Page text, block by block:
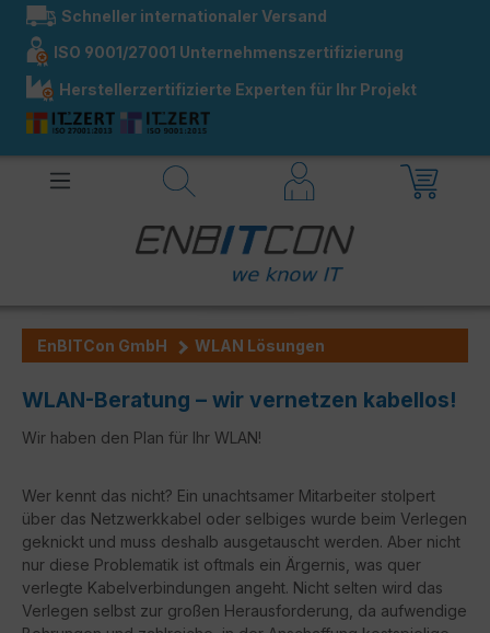
springen
Schneller internationaler Versand
ISO 9001/27001 Unternehmenszertifizierung
Herstellerzertifizierte Experten für Ihr Projekt
EnBITCon GmbH WLAN Lösungen
WLAN-Beratung – wir vernetzen kabellos!
Wir haben den Plan für Ihr WLAN!
Wer kennt das nicht? Ein unachtsamer Mitarbeiter stolpert
über das Netzwerkkabel oder selbiges wurde beim Verlegen
geknickt und muss deshalb ausgetauscht werden. Aber nicht
nur diese Problematik ist oftmals ein Ärgernis, was quer
verlegte Kabelverbindungen angeht. Nicht selten wird das
Verlegen selbst zur großen Herausforderung, da aufwendige